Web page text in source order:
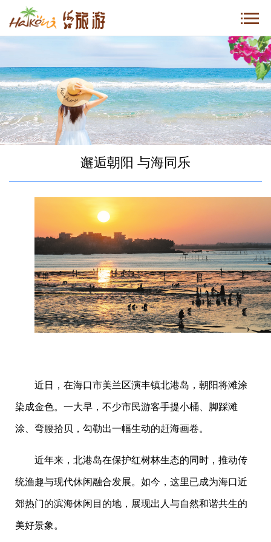
邂逅朝阳 与海同乐
近日，在海口市美兰区演丰镇北港岛，朝阳将滩涂
染成金色。一大早，不少市民游客手提小桶、脚踩滩
涂、弯腰拾贝，勾勒出一幅生动的赶海画卷。
近年来，北港岛在保护红树林生态的同时，推动传
统渔趣与现代休闲融合发展。如今，这里已成为海口近
郊热门的滨海休闲目的地，展现出人与自然和谐共生的
美好景象。